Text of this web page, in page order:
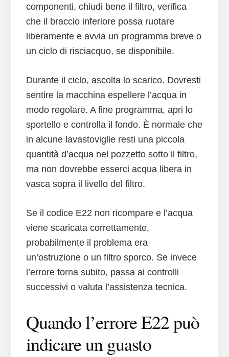
componenti, chiudi bene il filtro, verifica
che il braccio inferiore possa ruotare
liberamente e avvia un programma breve o
un ciclo di risciacquo, se disponibile.
Durante il ciclo, ascolta lo scarico. Dovresti
sentire la macchina espellere l’acqua in
modo regolare. A fine programma, apri lo
sportello e controlla il fondo. È normale che
in alcune lavastoviglie resti una piccola
quantità d’acqua nel pozzetto sotto il filtro,
ma non dovrebbe esserci acqua libera in
vasca sopra il livello del filtro.
Se il codice E22 non ricompare e l’acqua
viene scaricata correttamente,
probabilmente il problema era
un’ostruzione o un filtro sporco. Se invece
l’errore torna subito, passa ai controlli
successivi o valuta l’assistenza tecnica.
Quando l’errore E22 può
indicare un guasto